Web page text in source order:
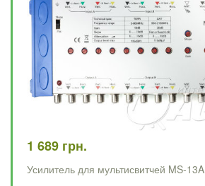
1 689 грн.
Усилитель для мультисвитчей MS-13A